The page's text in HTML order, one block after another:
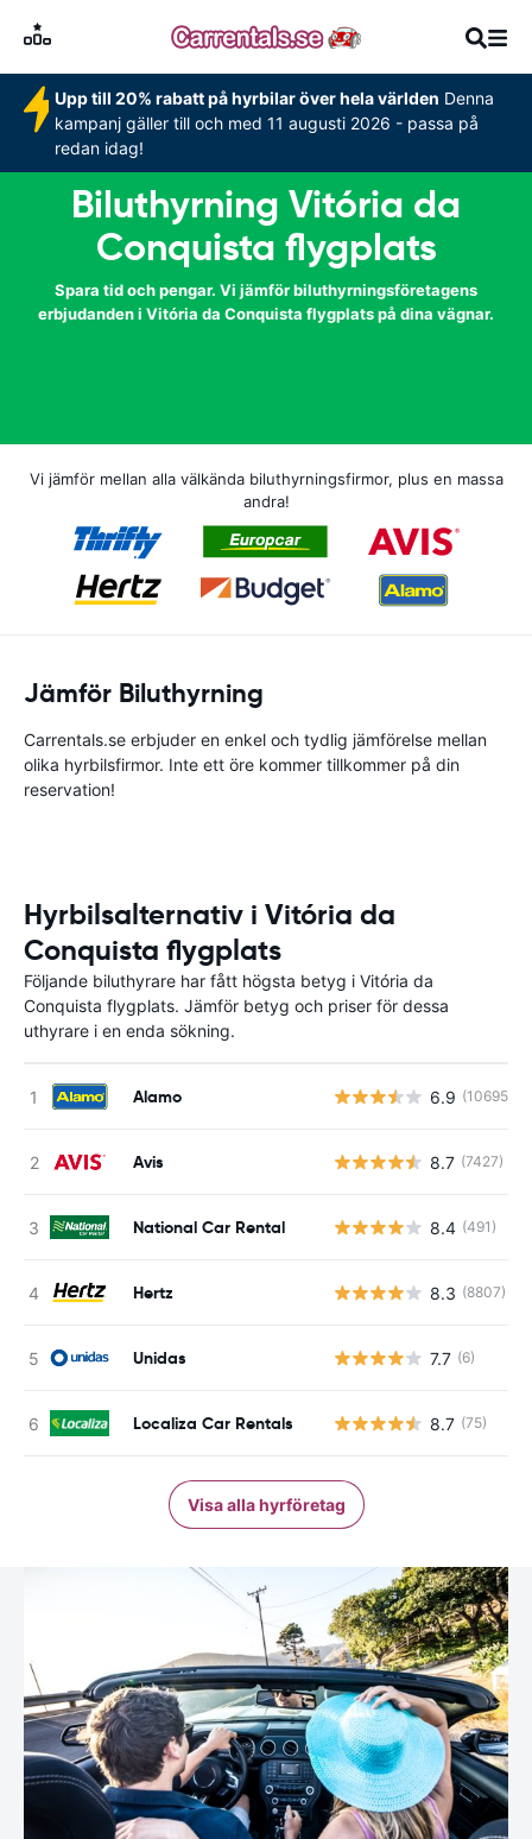
Upp till 20% rabatt på hyrbilar över hela världen Denna
kampanj gäller till och med 11 augusti 2026 - passa på
redan idag!
Biluthyrning Vitória da
Conquista flygplats
Spara tid och pengar. Vi jämför biluthyrningsföretagens
erbjudanden i Vitória da Conquista flygplats på dina vägnar.
Vi jämför mellan alla välkända biluthyrningsfirmor, plus en massa
andra!
Jämför Biluthyrning
Carrentals.se erbjuder en enkel och tydlig jämförelse mellan
olika hyrbilsfirmor. Inte ett öre kommer tillkommer på din
reservation!
Hyrbilsalternativ i Vitória da
Conquista flygplats
Följande biluthyrare har fått högsta betyg i Vitória da
Conquista flygplats. Jämför betyg och priser för dessa
uthyrare i en enda sökning.
Alamo 6.9 (10695)
Avis 8.7 (7427)
National Car Rental 8.4 (491)
Hertz 8.3 (8807)
Unidas 7.7 (6)
Localiza Car Rentals 8.7 (75)
Visa alla hyrföretag